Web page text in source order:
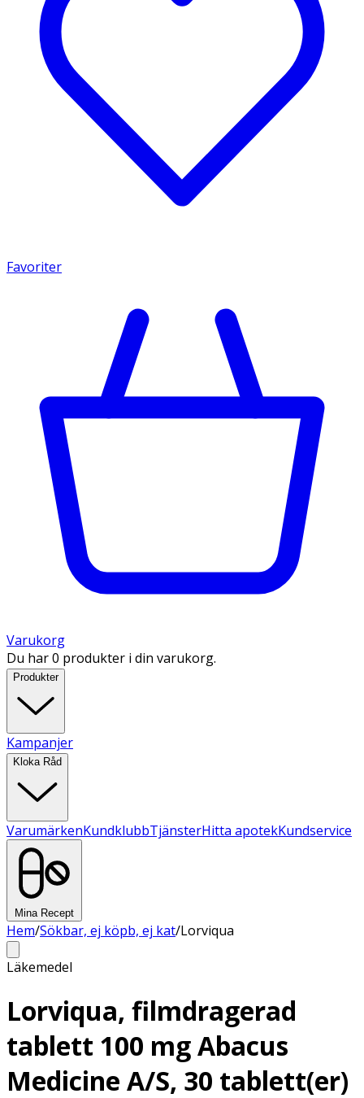
Favoriter
Varukorg
Du har 0 produkter i din varukorg.
Produkter
Kampanjer
Kloka Råd
VarumärkenKundklubbTjänsterHitta apotekKundservice
Mina Recept
Hem/Sökbar, ej köpb, ej kat/Lorviqua
Läkemedel
Lorviqua, filmdragerad
tablett 100 mg Abacus
Medicine A/S, 30 tablett(er)